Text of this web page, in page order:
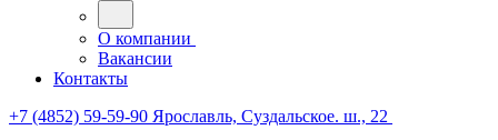
О компании
Вакансии
Контакты
+7 (4852) 59-59-90 Ярославль, Суздальское. ш., 22